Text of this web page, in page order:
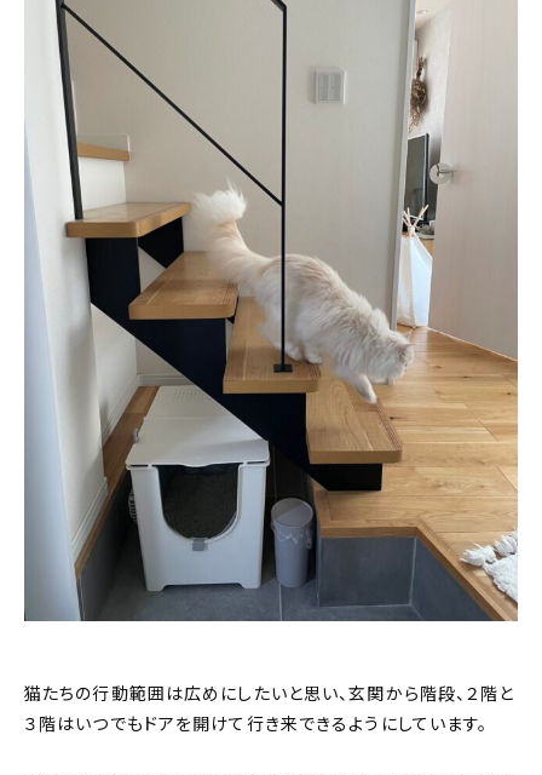
猫たちの行動範囲は広めにしたいと思い、玄関から階段、２階と
３階はいつでもドアを開けて行き来できるようにしています。